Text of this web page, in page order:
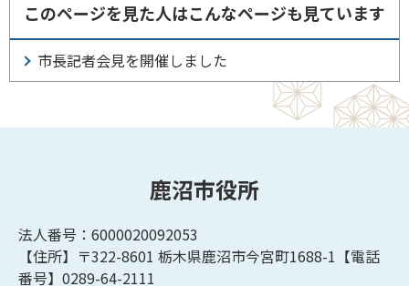
このページを見た人はこんなページも見ています
市長記者会見を開催しました
鹿沼市役所
法人番号：6000020092053
【住所】〒322-8601 栃木県鹿沼市今宮町1688-1【電話
番号】0289-64-2111